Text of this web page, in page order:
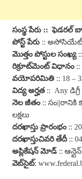
సంస్థ పేరు ::ఫెడరల్
పోస్ట్ పేరు :: అసోసియేట్
మొత్తం పోస్టుల సంఖ్య
రిక్రూట్‌మెంట్ విధానం::
వయోపరిమితి :: 18 –
విద్య అర్హత:: Any డిగ్రీ
నెల జీతం:: సం||రానికి
లక్షలు
దరఖాస్తు ప్రారంభం ::
దరఖాస్తుచివరి తేదీ ::
అప్లికేషన్ మోడ్ :: ఆన్లైన్
వెబ్‌సైట్: